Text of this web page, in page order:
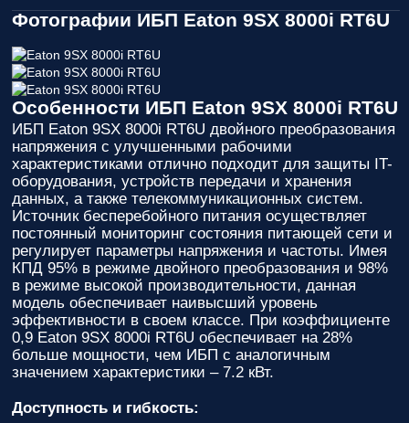
Фотографии ИБП Eaton 9SX 8000i RT6U
Особенности ИБП Eaton 9SX 8000i RT6U
ИБП Eaton 9SX 8000i RT6U двойного преобразования
напряжения с улучшенными рабочими
характеристиками отлично подходит для защиты IT-
оборудования, устройств передачи и хранения
данных, а также телекоммуникационных систем.
Источник бесперебойного питания осуществляет
постоянный мониторинг состояния питающей сети и
регулирует параметры напряжения и частоты. Имея
КПД 95% в режиме двойного преобразования и 98%
в режиме высокой производительности, данная
модель обеспечивает наивысший уровень
эффективности в своем классе. При коэффициенте
0,9 Eaton 9SX 8000i RT6U обеспечивает на 28%
больше мощности, чем ИБП с аналогичным
значением характеристики – 7.2 кВт.
Доступность и гибкость: